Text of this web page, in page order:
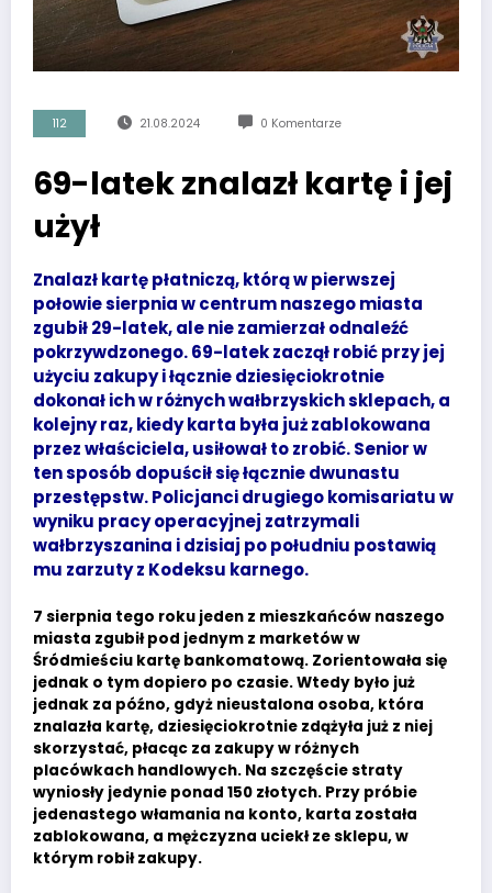
112 21.08.2024 0 Komentarze
69-latek znalazł kartę i jej
użył
Znalazł kartę płatniczą, którą w pierwszej
połowie sierpnia w centrum naszego miasta
zgubił 29-latek, ale nie zamierzał odnaleźć
pokrzywdzonego. 69-latek zaczął robić przy jej
użyciu zakupy i łącznie dziesięciokrotnie
dokonał ich w różnych wałbrzyskich sklepach, a
kolejny raz, kiedy karta była już zablokowana
przez właściciela, usiłował to zrobić. Senior w
ten sposób dopuścił się łącznie dwunastu
przestępstw. Policjanci drugiego komisariatu w
wyniku pracy operacyjnej zatrzymali
wałbrzyszanina i dzisiaj po południu postawią
mu zarzuty z Kodeksu karnego.
7 sierpnia tego roku jeden z mieszkańców naszego
miasta zgubił pod jednym z marketów w
Śródmieściu kartę bankomatową. Zorientowała się
jednak o tym dopiero po czasie. Wtedy było już
jednak za późno, gdyż nieustalona osoba, która
znalazła kartę, dziesięciokrotnie zdążyła już z niej
skorzystać, płacąc za zakupy w różnych
placówkach handlowych. Na szczęście straty
wyniosły jedynie ponad 150 złotych. Przy próbie
jedenastego włamania na konto, karta została
zablokowana, a mężczyzna uciekł ze sklepu, w
którym robił zakupy.